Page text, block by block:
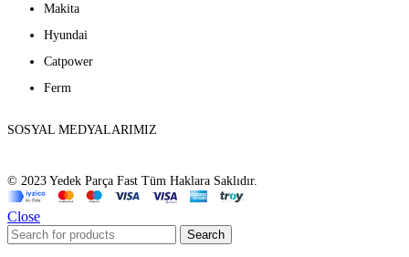
Makita
Hyundai
Catpower
Ferm
SOSYAL MEDYALARIMIZ
© 2023 Yedek Parça Fast Tüm Haklara Saklıdır.
Close
Search